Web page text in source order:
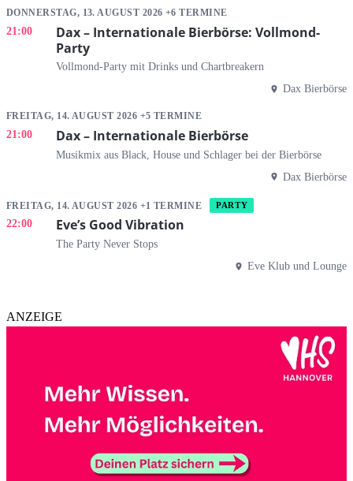
DONNERSTAG, 13. AUGUST 2026 +6 TERMINE
21:00
Dax – Internationale Bierbörse: Vollmond-
Party
Vollmond-Party mit Drinks und Chartbreakern
Dax Bierbörse
FREITAG, 14. AUGUST 2026 +5 TERMINE
21:00 Dax – Internationale Bierbörse
Musikmix aus Black, House und Schlager bei der Bierbörse
Dax Bierbörse
FREITAG, 14. AUGUST 2026 +1 TERMINE PARTY
22:00 Eve’s Good Vibration
The Party Never Stops
Eve Klub und Lounge
ANZEIGE